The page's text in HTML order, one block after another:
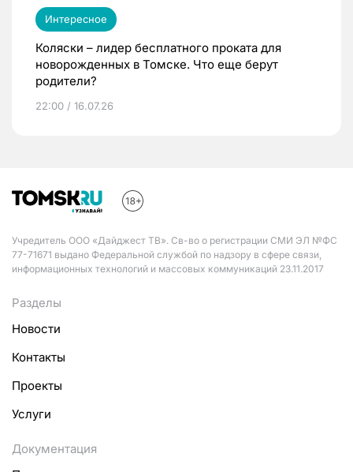
Интересное
Коляски – лидер бесплатного проката для
новорожденных в Томске. Что еще берут
родители?
22:00 / 16.07.26
Учредитель ООО «Дайджест ТВ». Св-во о регистрации СМИ ЭЛ №ФС
77-71671 выдано Федеральной службой по надзору в сфере связи,
информационных технологий и массовых коммуникаций 23.11.2017
Разделы
Новости
Контакты
Проекты
Услуги
Документация